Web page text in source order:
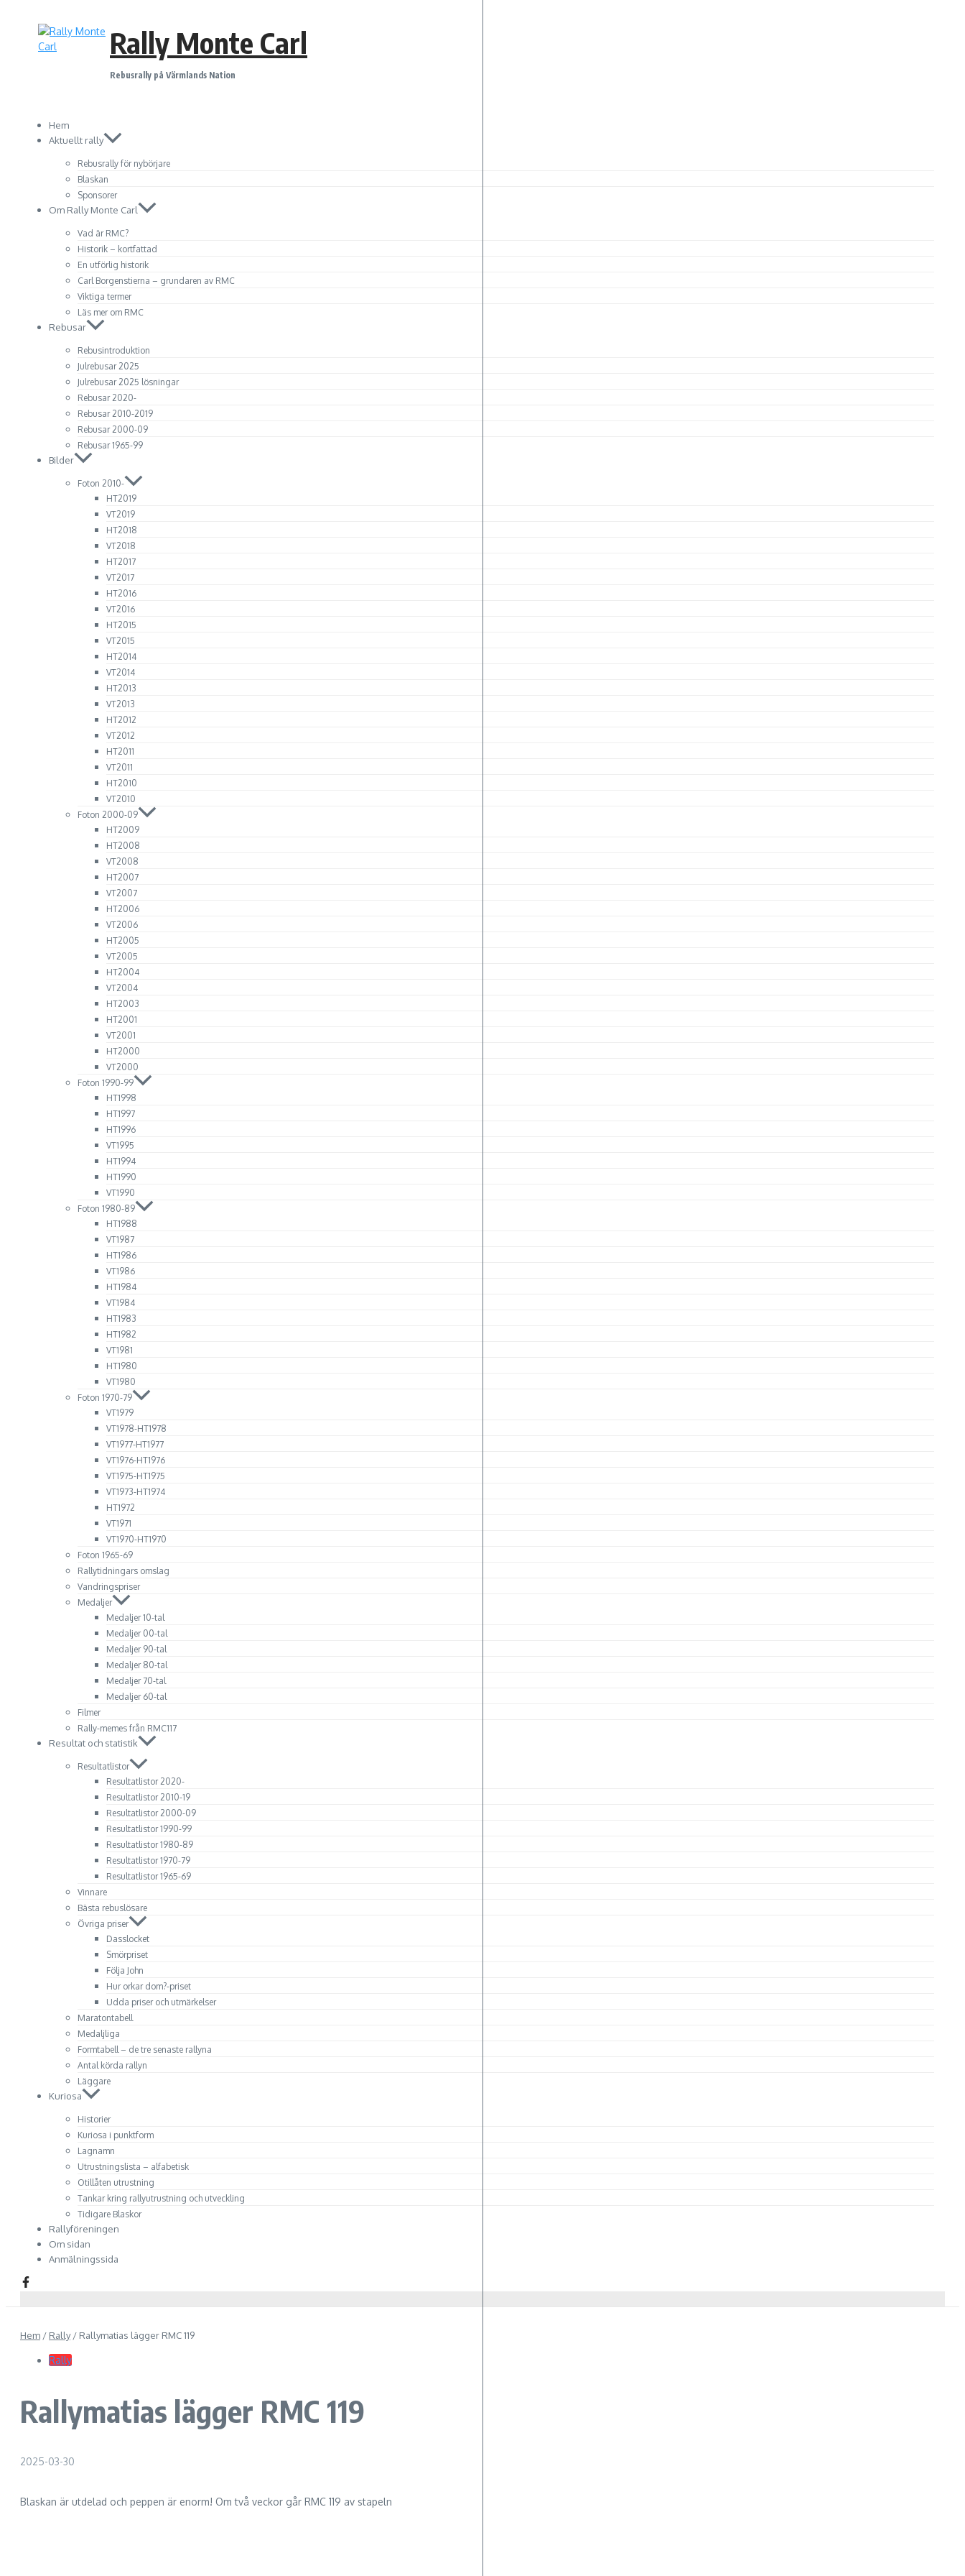
innehåll
Rally Monte Carl
Rebusrally på Värmlands Nation
Hem
Aktuellt rally
Rebusrally för nybörjare
Blaskan
Sponsorer
Om Rally Monte Carl
Vad är RMC?
Historik – kortfattad
En utförlig historik
Carl Borgenstierna – grundaren av RMC
Viktiga termer
Läs mer om RMC
Rebusar
Rebusintroduktion
Julrebusar 2025
Julrebusar 2025 lösningar
Rebusar 2020-
Rebusar 2010-2019
Rebusar 2000-09
Rebusar 1965-99
Bilder
Foton 2010-
HT2019
VT2019
HT2018
VT2018
HT2017
VT2017
HT2016
VT2016
HT2015
VT2015
HT2014
VT2014
HT2013
VT2013
HT2012
VT2012
HT2011
VT2011
HT2010
VT2010
Foton 2000-09
HT2009
HT2008
VT2008
HT2007
VT2007
HT2006
VT2006
HT2005
VT2005
HT2004
VT2004
HT2003
HT2001
VT2001
HT2000
VT2000
Foton 1990-99
HT1998
HT1997
HT1996
VT1995
HT1994
HT1990
VT1990
Foton 1980-89
HT1988
VT1987
HT1986
VT1986
HT1984
VT1984
HT1983
HT1982
VT1981
HT1980
VT1980
Foton 1970-79
VT1979
VT1978-HT1978
VT1977-HT1977
VT1976-HT1976
VT1975-HT1975
VT1973-HT1974
HT1972
VT1971
VT1970-HT1970
Foton 1965-69
Rallytidningars omslag
Vandringspriser
Medaljer
Medaljer 10-tal
Medaljer 00-tal
Medaljer 90-tal
Medaljer 80-tal
Medaljer 70-tal
Medaljer 60-tal
Filmer
Rally-memes från RMC117
Resultat och statistik
Resultatlistor
Resultatlistor 2020-
Resultatlistor 2010-19
Resultatlistor 2000-09
Resultatlistor 1990-99
Resultatlistor 1980-89
Resultatlistor 1970-79
Resultatlistor 1965-69
Vinnare
Bästa rebuslösare
Övriga priser
Dasslocket
Smörpriset
Följa John
Hur orkar dom?-priset
Udda priser och utmärkelser
Maratontabell
Medaljliga
Formtabell – de tre senaste rallyna
Antal körda rallyn
Läggare
Kuriosa
Historier
Kuriosa i punktform
Lagnamn
Utrustningslista – alfabetisk
Otillåten utrustning
Tankar kring rallyutrustning och utveckling
Tidigare Blaskor
Rallyföreningen
Om sidan
Anmälningssida
Hem / Rally/ Rallymatias lägger RMC 119
Rally
Rallymatias lägger RMC 119
2025-03-30
Blaskan är utdelad och peppen är enorm! Om två veckor går RMC 119 av stapeln